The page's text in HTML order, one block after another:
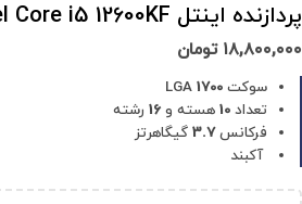
پردازنده اینتل Intel Core i5 12600KF تری
۱۸,۸۰۰,۰۰۰ تومان
سوکت LGA 1700
تعداد 10 هسته و 16 رشته
فرکانس3.7 گیگاهرتز
آکبند